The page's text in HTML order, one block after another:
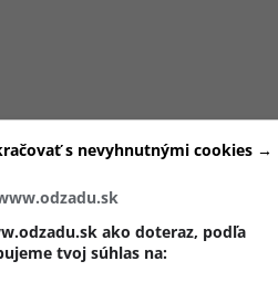
ako doteraz, podľa
tvoj súhlas na:
s nevyhnutnými cookies →